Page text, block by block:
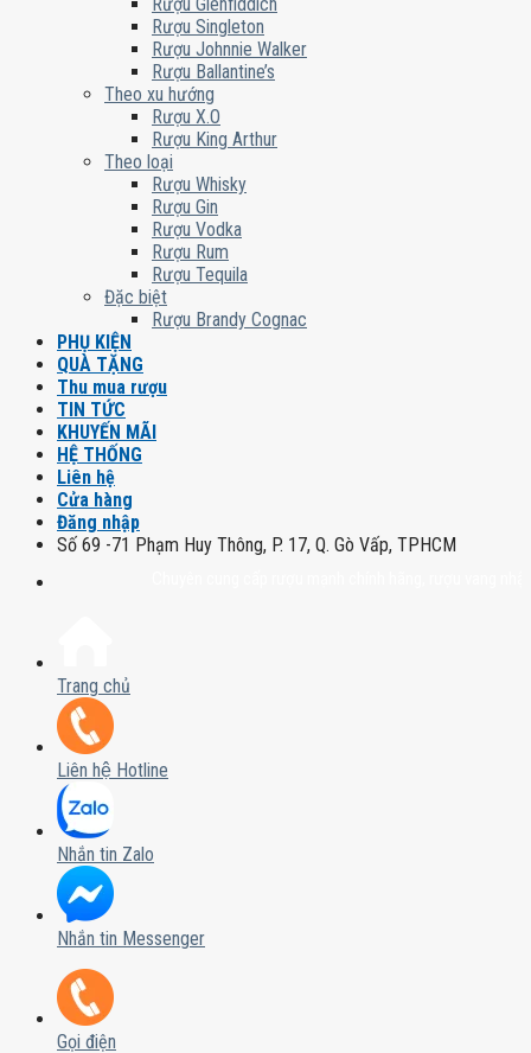
Rượu Glenfiddich
Rượu Singleton
Rượu Johnnie Walker
Rượu Ballantine’s
Theo xu hướng
Rượu X.O
Rượu King Arthur
Theo loại
Rượu Whisky
Rượu Gin
Rượu Vodka
Rượu Rum
Rượu Tequila
Đặc biệt
Rượu Brandy Cognac
PHỤ KIỆN
QUÀ TẶNG
Thu mua rượu
TIN TỨC
KHUYẾN MÃI
HỆ THỐNG
Liên hệ
Cửa hàng
Đăng nhập
Số 69 -71 Phạm Huy Thông, P. 17, Q. Gò Vấp, TPHCM
Trang chủ
Liên hệ Hotline
Nhắn tin Zalo
Nhắn tin Messenger
Gọi điện